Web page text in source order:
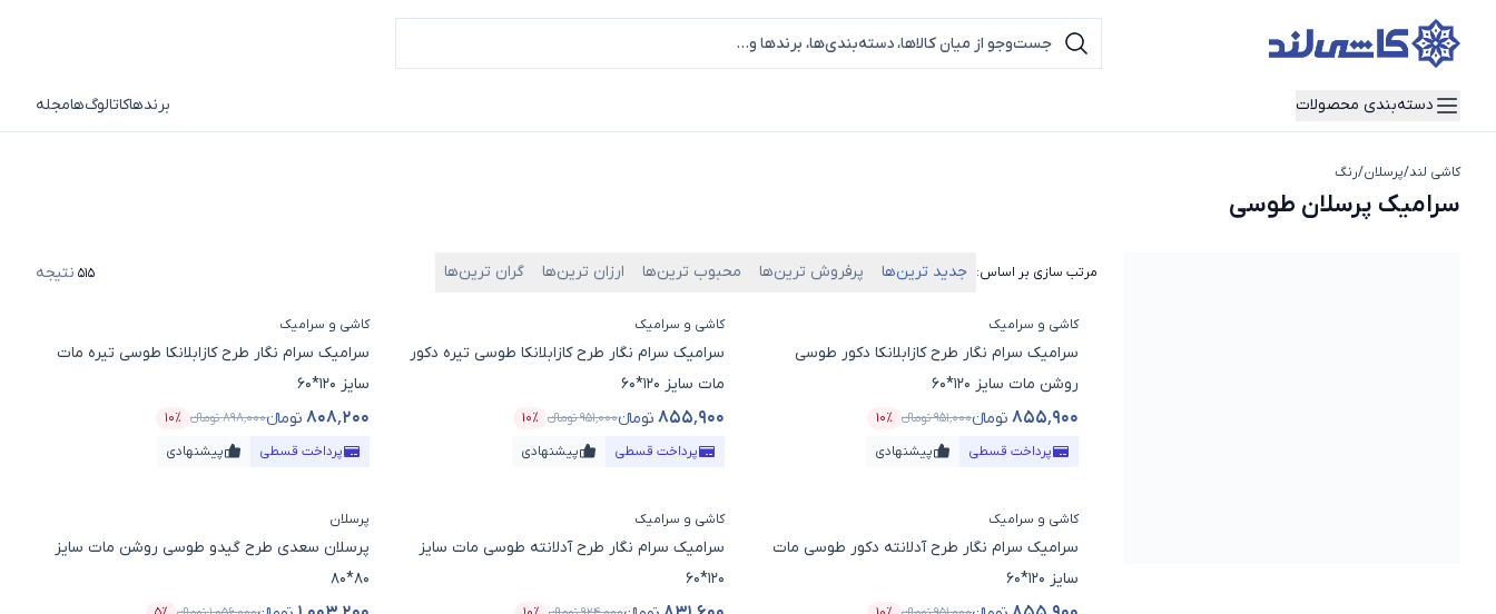
دسته‌بندی محصولات برندهاکاتالوگ‌هامجله
کاشی لند/پرسلان/رنگ
سرامیک پرسلان طوسی
مرتب سازی بر اساس: جدید ترین‌ها پرفروش ترین‌ها محبوب ترین‌ها ارزان ترین‌ها گران ترین‌ها 515 نتیجه
کاشی و سرامیک
سرامیک سرام نگار طرح کازابلانکا دکور طوسی
روشن مات سایز 120*60
۸۵۵٬۹۰۰ تومانء۹۵۱٬۰۰۰تومانء
قیمت محصول
۱۰٪
درصد تخفیف
پرداخت قسطی
پیشنهادی
کاشی و سرامیک
سرامیک سرام نگار طرح کازابلانکا طوسی تیره دکور
مات سایز 120*60
۸۵۵٬۹۰۰ تومانء۹۵۱٬۰۰۰تومانء
قیمت محصول
۱۰٪
درصد تخفیف
پرداخت قسطی
پیشنهادی
کاشی و سرامیک
سرامیک سرام نگار طرح کازابلانکا طوسی تیره مات
سایز 120*60
۸۰۸٬۲۰۰ تومانء۸۹۸٬۰۰۰تومانء
قیمت محصول
۱۰٪
درصد تخفیف
پرداخت قسطی
پیشنهادی
کاشی و سرامیک
سرامیک سرام نگار طرح آدلانته دکور طوسی مات
سایز 120*60
کاشی و سرامیک
سرامیک سرام نگار طرح آدلانته طوسی مات سایز
120*60
پرسلان
پرسلان سعدی طرح گیدو طوسی روشن مات سایز
80*80